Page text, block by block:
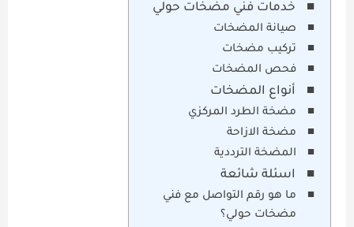
خدمات فني مضخات حولي
صيانة المضخات
تركيب مضخات
فحص المضخات
أنواع المضخات
مضخة الطرد المركزي
مضخة الازاحة
المضخة الترددية
اسئلة شائعة
ما هو رقم التواصل مع فني
مضخات حولي؟